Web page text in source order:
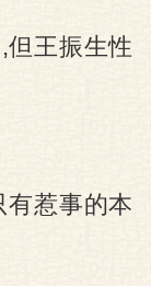
但王振生性
有惹事的本